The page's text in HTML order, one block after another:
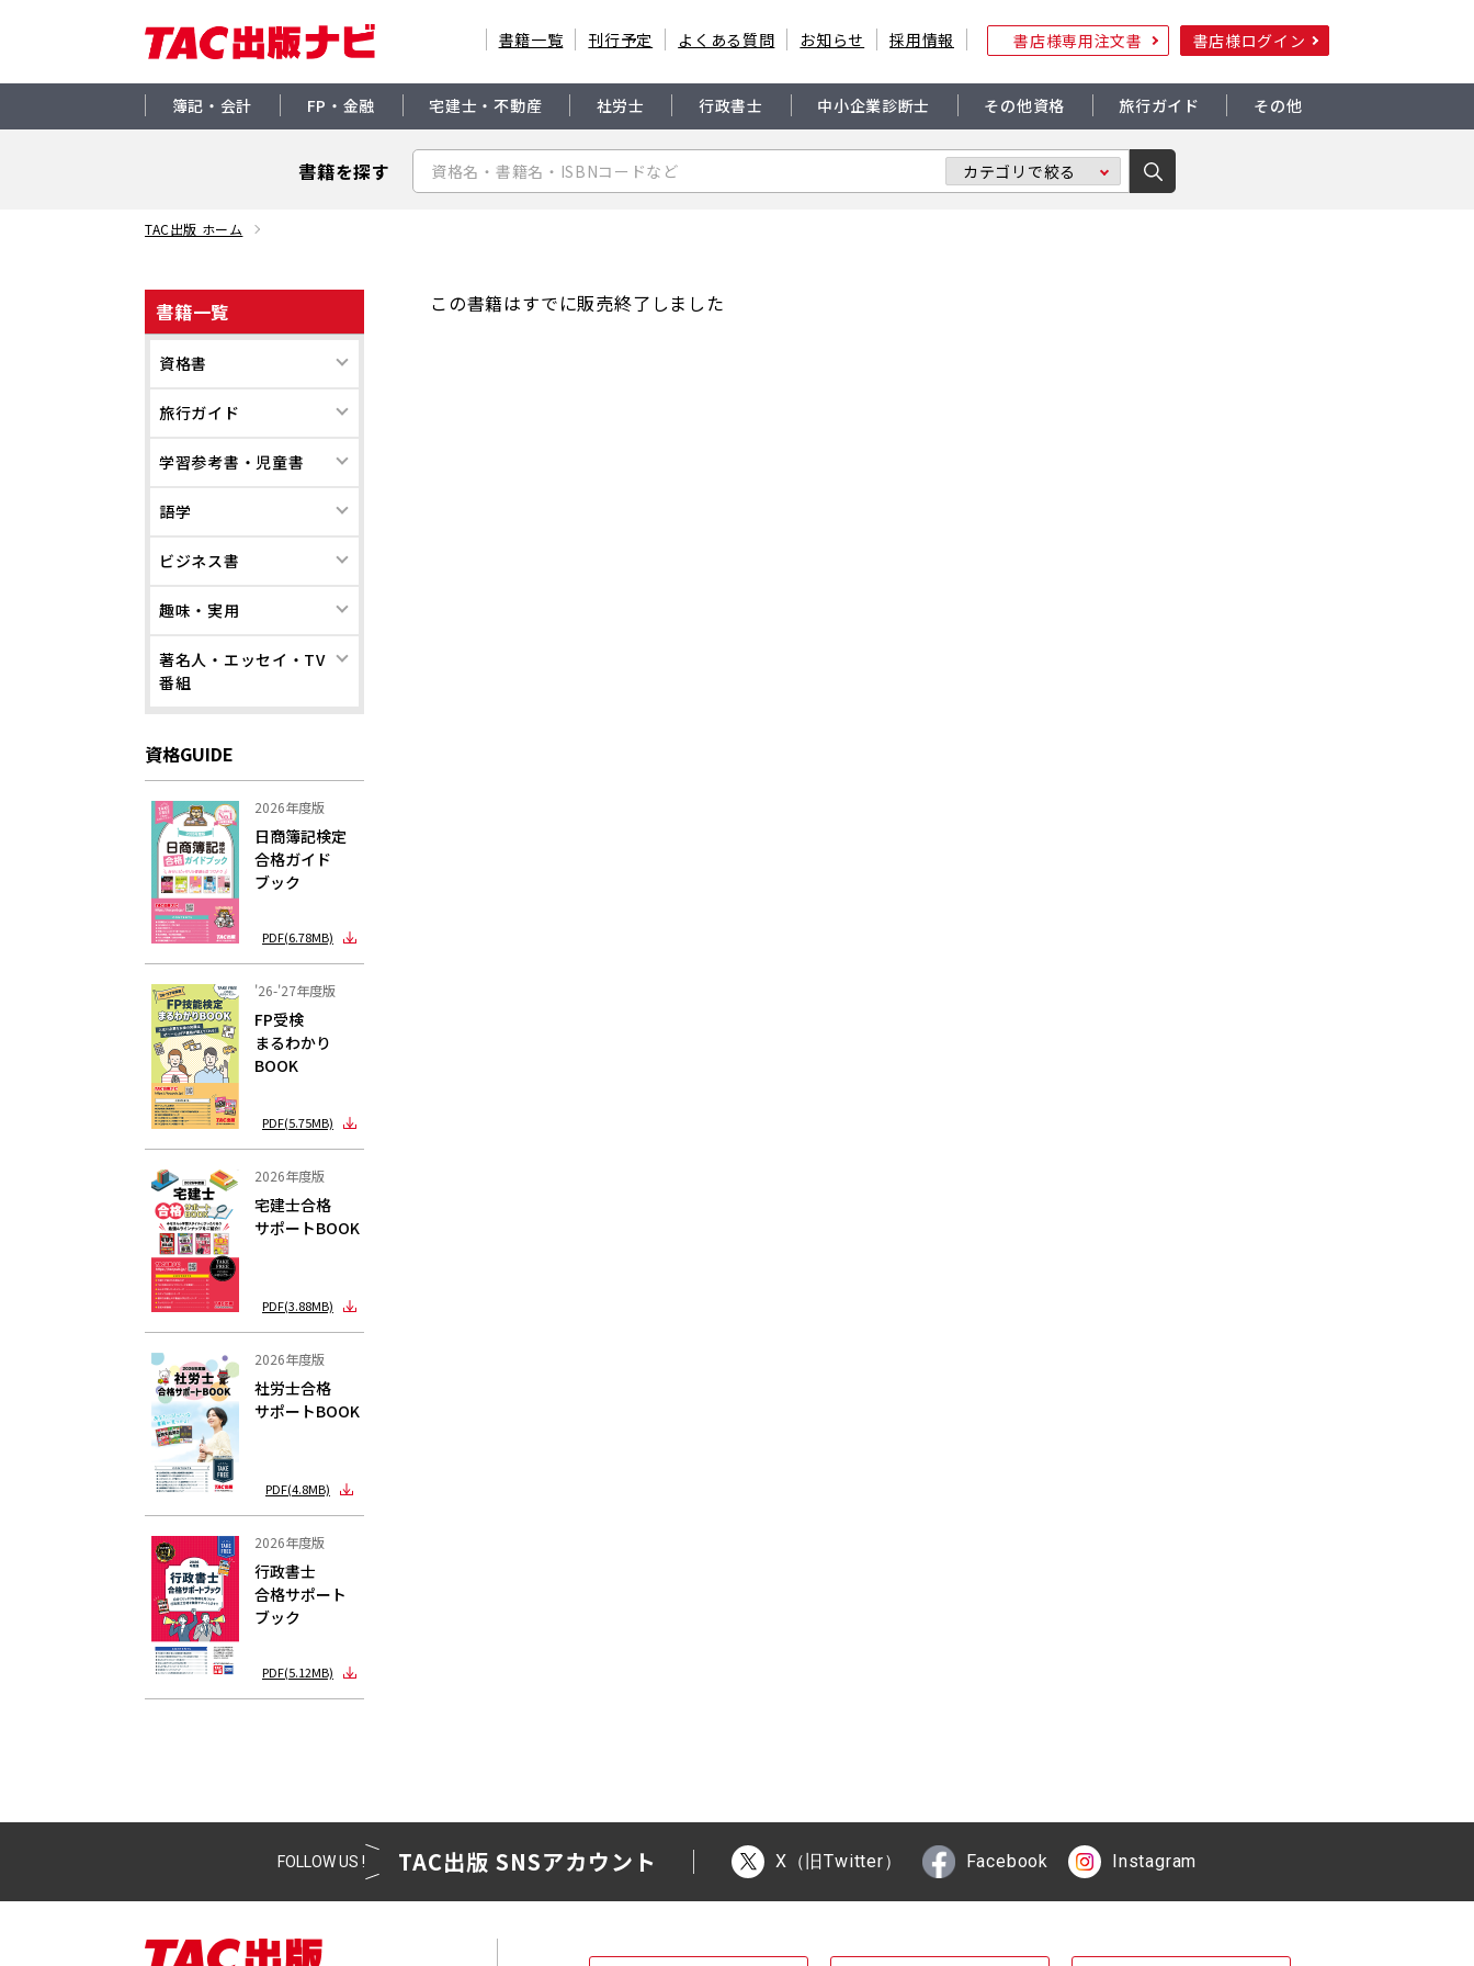
書籍一覧 刊行予定 よくある質問 お知らせ 採用情報 書店様専用注文書 書店様ログイン
簿記・会計 FP・金融 宅建士・不動産 社労士 行政書士 中小企業診断士 その他資格 旅行ガイド その他
書籍を探す
TAC出版 ホーム
書籍一覧
資格書
旅行ガイド
学習参考書・児童書
語学
ビジネス書
趣味・実用
著名人・エッセイ・TV
番組
資格GUIDE
2026年度版
日商簿記検定
合格ガイド
ブック
PDF(6.78MB)
'26-'27年度版
FP受検
まるわかり
BOOK
PDF(5.75MB)
2026年度版
宅建士合格
サポートBOOK
PDF(3.88MB)
2026年度版
社労士合格
サポートBOOK
PDF(4.8MB)
2026年度版
行政書士
合格サポート
ブック
PDF(5.12MB)
この書籍はすでに販売終了しました
FOLLOW US ! TAC出版 SNSアカウント X（旧Twitter） Facebook Instagram